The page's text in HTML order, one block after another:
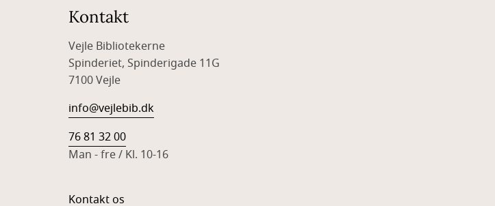
Kontakt
Vejle Bibliotekerne
Spinderiet, Spinderigade 11G
7100 Vejle
info@vejlebib.dk
76 81 32 00
Man - fre / Kl. 10-16
Kontakt os